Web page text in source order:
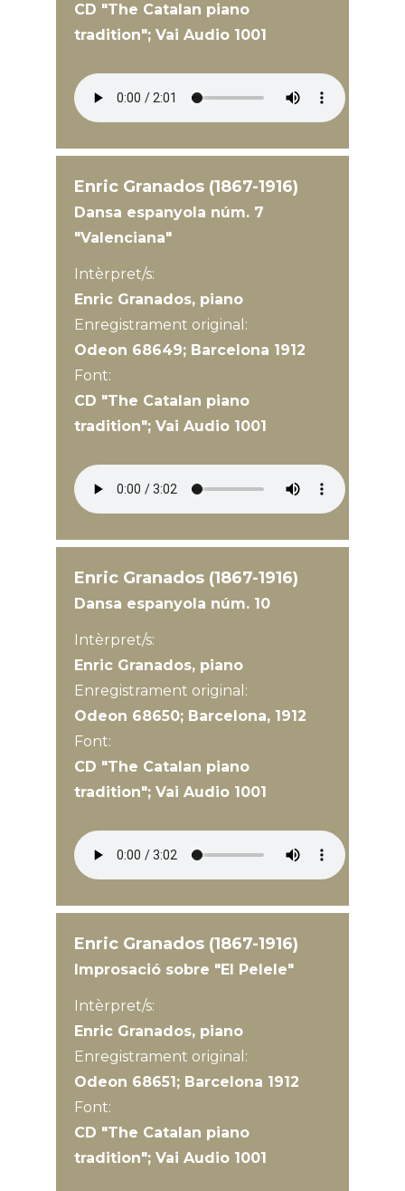
CD "The Catalan piano
tradition"; Vai Audio 1001
Enric Granados (1867-1916)
Dansa espanyola núm. 7
"Valenciana"
Intèrpret/s:
Enric Granados, piano
Enregistrament original:
Odeon 68649; Barcelona 1912
Font:
CD "The Catalan piano
tradition"; Vai Audio 1001
Enric Granados (1867-1916)
Dansa espanyola núm. 10
Intèrpret/s:
Enric Granados, piano
Enregistrament original:
Odeon 68650; Barcelona, 1912
Font:
CD "The Catalan piano
tradition"; Vai Audio 1001
Enric Granados (1867-1916)
Improsació sobre "El Pelele"
Intèrpret/s:
Enric Granados, piano
Enregistrament original:
Odeon 68651; Barcelona 1912
Font:
CD "The Catalan piano
tradition"; Vai Audio 1001